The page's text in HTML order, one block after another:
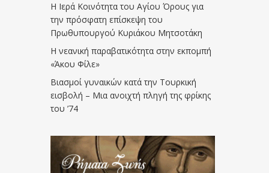
Η Ιερά Κοινότητα του Αγίου Όρους για
την πρόσφατη επίσκεψη του
Πρωθυπουργού Κυριάκου Μητσοτάκη
Η νεανική παραβατικότητα στην εκπομπή
«Άκου Φίλε»
Βιασμοί γυναικών κατά την Τουρκική
εισβολή – Μια ανοιχτή πληγή της φρίκης
του ’74